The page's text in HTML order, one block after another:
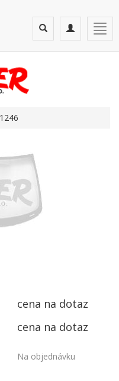
Toggle
navigation
Toggle
search
cena na dotaz
cena na dotaz
Na objednávku